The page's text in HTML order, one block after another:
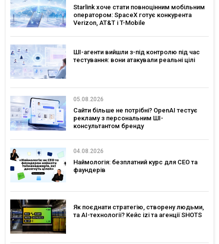
Starlink хоче стати повноцінним мобільним
оператором: SpaceX готує конкурента
Verizon, AT&T і T-Mobile
ШІ-агенти вийшли з-під контролю під час
тестування: вони атакували реальні цілі
05.08.2026
Сайти більше не потрібні? OpenAI тестує
рекламу з персональним ШІ-
консультантом бренду
04.08.2026
Наймологія: безплатний курс для CEO та
фаундерів
Як поєднати стратегію, створену людьми,
та AI-технології? Кейс izi та агенції SHOTS